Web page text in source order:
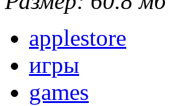
applestore
игры
games